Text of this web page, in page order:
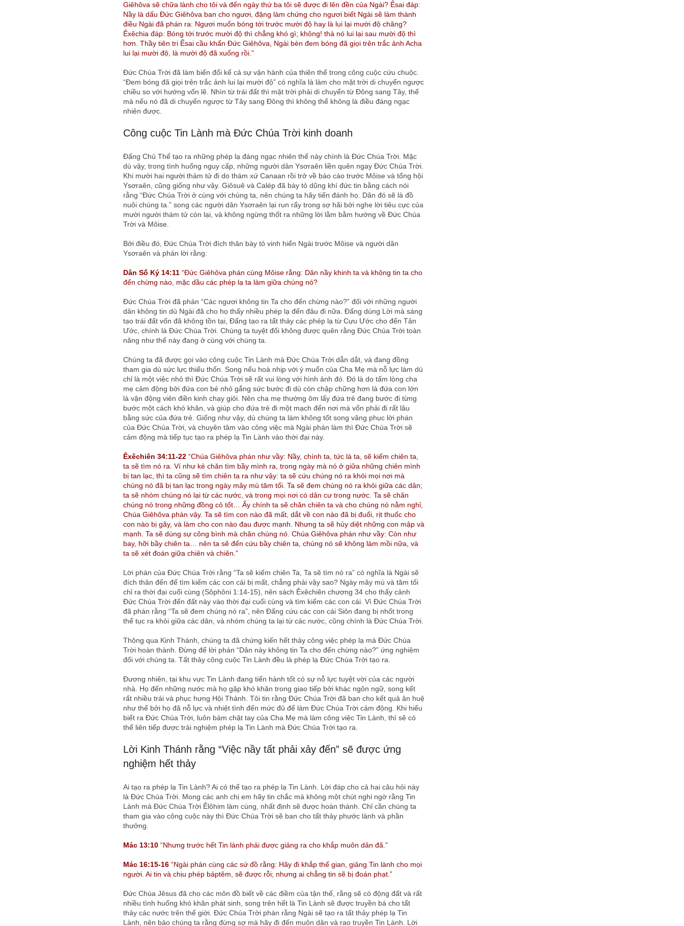
Giêhôva sẽ chữa lành cho tôi và đến ngày thứ ba tôi sẽ được đi lên đền của Ngài? Êsai đáp:
Nầy là dấu Đức Giêhôva ban cho ngươi, đặng làm chứng cho ngươi biết Ngài sẽ làm thành
điều Ngài đã phán ra: Ngươi muốn bóng tới trước mười độ hay là lui lại mười độ chăng?
Êxêchia đáp: Bóng tới trước mười độ thì chẳng khó gì; không! thà nó lui lại sau mười độ thì
hơn. Thầy tiên tri Êsai cầu khẩn Đức Giêhôva, Ngài bèn đem bóng đã giọi trên trắc ảnh Acha
lui lại mười độ, là mười độ đã xuống rồi.”
Đức Chúa Trời đã làm biến đổi kể cả sự vận hành của thiên thể trong công cuộc cứu chuộc.
“Đem bóng đã giọi trên trắc ảnh lui lại mười độ” có nghĩa là làm cho mặt trời di chuyển ngược
chiều so với hướng vốn lẽ. Nhìn từ trái đất thì mặt trời phải di chuyển từ Đông sang Tây, thế
mà nếu nó đã di chuyển ngược từ Tây sang Đông thì không thể không là điều đáng ngạc
nhiên được.
Công cuộc Tin Lành mà Đức Chúa Trời kinh doanh
Đấng Chủ Thể tạo ra những phép lạ đáng ngạc nhiên thế này chính là Đức Chúa Trời. Mặc
dù vậy, trong tình huống nguy cấp, những người dân Ysơraên liền quên ngay Đức Chúa Trời.
Khi mười hai người thám tử đi do thám xứ Canaan rồi trở về báo cáo trước Môise và tổng hội
Ysơraên, cũng giống như vậy. Giôsuê và Calép đã bày tỏ dũng khí đức tin bằng cách nói
rằng “Đức Chúa Trời ở cùng với chúng ta, nên chúng ta hãy tiến đánh họ. Dân đó sẽ là đồ
nuôi chúng ta.” song các người dân Ysơraên lại run rẩy trong sợ hãi bởi nghe lời tiêu cực của
mười người thám tử còn lại, và không ngừng thốt ra những lời lằm bằm hướng về Đức Chúa
Trời và Môise.
Bởi điều đó, Đức Chúa Trời đích thân bày tỏ vinh hiển Ngài trước Môise và người dân
Ysơraên và phán lời rằng:
Dân Số Ký 14:11 “Đức Giêhôva phán cùng Môise rằng: Dân nầy khinh ta và không tin ta cho
đến chừng nào, mặc dầu các phép lạ ta làm giữa chúng nó?
Đức Chúa Trời đã phán “Các ngươi không tin Ta cho đến chừng nào?” đối với những người
dân không tin dù Ngài đã cho họ thấy nhiều phép lạ đến đâu đi nữa. Đấng dùng Lời mà sáng
tạo trái đất vốn đã không tồn tại, Đấng tạo ra tất thảy các phép lạ từ Cựu Ước cho đến Tân
Ước, chính là Đức Chúa Trời. Chúng ta tuyệt đối không được quên rằng Đức Chúa Trời toàn
năng như thế này đang ở cùng với chúng ta.
Chúng ta đã được gọi vào công cuộc Tin Lành mà Đức Chúa Trời dẫn dắt, và đang đồng
tham gia dù sức lực thiếu thốn. Song nếu hoà nhịp với ý muốn của Cha Mẹ mà nỗ lực làm dù
chỉ là một việc nhỏ thì Đức Chúa Trời sẽ rất vui lòng với hình ảnh đó. Đó là do tấm lòng cha
mẹ cảm động bởi đứa con bé nhỏ gắng sức bước đi dù còn chập chững hơn là đứa con lớn
là vận động viên điền kinh chạy giỏi. Nên cha mẹ thường ôm lấy đứa trẻ đang bước đi từng
bước một cách khó khăn, và giúp cho đứa trẻ đi một mạch đến nơi mà vốn phải đi rất lâu
bằng sức của đứa trẻ. Giống như vậy, dù chúng ta làm không tốt song vâng phục lời phán
của Đức Chúa Trời, và chuyên tâm vào công việc mà Ngài phán làm thì Đức Chúa Trời sẽ
cảm động mà tiếp tục tạo ra phép lạ Tin Lành vào thời đại này.
Êxêchiên 34:11-22 “Chúa Giêhôva phán như vầy: Nầy, chính ta, tức là ta, sẽ kiếm chiên ta,
ta sẽ tìm nó ra. Ví như kẻ chăn tìm bầy mình ra, trong ngày mà nó ở giữa những chiên mình
bị tan lạc, thì ta cũng sẽ tìm chiên ta ra như vậy: ta sẽ cứu chúng nó ra khỏi mọi nơi mà
chúng nó đã bị tan lạc trong ngày mây mù tăm tối. Ta sẽ đem chúng nó ra khỏi giữa các dân;
ta sẽ nhóm chúng nó lại từ các nước, và trong mọi nơi có dân cư trong nước. Ta sẽ chăn
chúng nó trong những đồng cỏ tốt… Ấy chính ta sẽ chăn chiên ta và cho chúng nó nằm nghỉ,
Chúa Giêhôva phán vậy. Ta sẽ tìm con nào đã mất, dắt về con nào đã bị đuổi, rịt thuốc cho
con nào bị gãy, và làm cho con nào đau được mạnh. Nhưng ta sẽ hủy diệt những con mập và
mạnh. Ta sẽ dùng sự công bình mà chăn chúng nó. Chúa Giêhôva phán như vầy: Còn như
bay, hỡi bầy chiên ta… nên ta sẽ đến cứu bầy chiên ta, chúng nó sẽ không làm mồi nữa, và
ta sẽ xét đoán giữa chiên và chiên.”
Lời phán của Đức Chúa Trời rằng “Ta sẽ kiếm chiên Ta, Ta sẽ tìm nó ra” có nghĩa là Ngài sẽ
đích thân đến để tìm kiếm các con cái bị mất, chẳng phải vậy sao? Ngày mây mù và tăm tối
chỉ ra thời đại cuối cùng (Sôphôni 1:14-15), nên sách Êxêchiên chương 34 cho thấy cảnh
Đức Chúa Trời đến đất này vào thời đại cuối cùng và tìm kiếm các con cái. Vì Đức Chúa Trời
đã phán rằng “Ta sẽ đem chúng nó ra”, nên Đấng cứu các con cái Siôn đang bị nhốt trong
thế tục ra khỏi giữa các dân, và nhóm chúng ta lại từ các nước, cũng chính là Đức Chúa Trời.
Thông qua Kinh Thánh, chúng ta đã chứng kiến hết thảy công việc phép lạ mà Đức Chúa
Trời hoàn thành. Đừng để lời phán “Dân này không tin Ta cho đến chừng nào?” ứng nghiệm
đối với chúng ta. Tất thảy công cuộc Tin Lành đều là phép lạ Đức Chúa Trời tạo ra.
Đương nhiên, tại khu vực Tin Lành đang tiến hành tốt có sự nỗ lực tuyệt vời của các người
nhà. Họ đến những nước mà họ gặp khó khăn trong giao tiếp bởi khác ngôn ngữ, song kết
rất nhiều trái và phục hưng Hội Thánh. Tôi tin rằng Đức Chúa Trời đã ban cho kết quả ân huệ
như thế bởi họ đã nỗ lực và nhiệt tình đến mức đủ để làm Đức Chúa Trời cảm động. Khi hiểu
biết ra Đức Chúa Trời, luôn bám chặt tay của Cha Mẹ mà làm công việc Tin Lành, thì sẽ có
thể liên tiếp được trải nghiệm phép lạ Tin Lành mà Đức Chúa Trời tạo ra.
Lời Kinh Thánh rằng “Việc nầy tất phải xảy đến” sẽ được ứng
nghiệm hết thảy
Ai tạo ra phép lạ Tin Lành? Ai có thể tạo ra phép lạ Tin Lành. Lời đáp cho cả hai câu hỏi này
là Đức Chúa Trời. Mong các anh chị em hãy tin chắc mà không một chút nghi ngờ rằng Tin
Lành mà Đức Chúa Trời Êlôhim làm cùng, nhất định sẽ được hoàn thành. Chỉ cần chúng ta
tham gia vào công cuộc này thì Đức Chúa Trời sẽ ban cho tất thảy phước lành và phần
thưởng.
Mác 13:10 “Nhưng trước hết Tin lành phải được giảng ra cho khắp muôn dân đã.”
Mác 16:15-16 “Ngài phán cùng các sứ đồ rằng: Hãy đi khắp thế gian, giảng Tin lành cho mọi
người. Ai tin và chịu phép báptêm, sẽ được rỗi; nhưng ai chẳng tin sẽ bị đoán phạt.”
Đức Chúa Jêsus đã cho các môn đồ biết về các điềm của tận thế, rằng sẽ có động đất và rất
nhiều tình huống khó khăn phát sinh, song trên hết là Tin Lành sẽ được truyền bá cho tất
thảy các nước trên thế giới. Đức Chúa Trời phán rằng Ngài sẽ tạo ra tất thảy phép lạ Tin
Lành, nên bảo chúng ta rằng đừng sợ mà hãy đi đến muôn dân và rao truyền Tin Lành. Lời